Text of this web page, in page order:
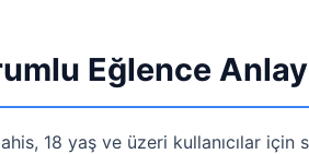
Eğlence
18 yaş ve üzeri kullanıcılar için